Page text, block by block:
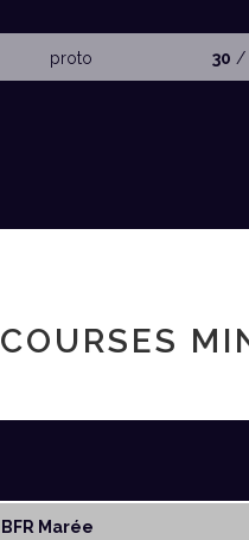
proto 30 /
Marée